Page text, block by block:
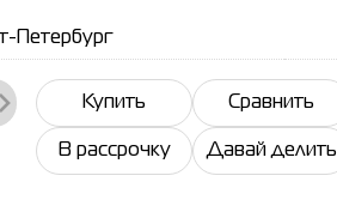
Петербург
Купить Сравнить
В рассрочку Давай делить